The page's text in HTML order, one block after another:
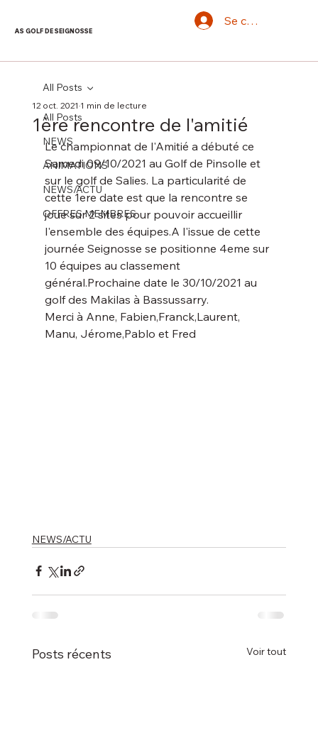
AS GOLF DE SEIGNOSSE
Se connecter
All Posts
NEWS
ANIMATIONS
NEWS/ACTU
OFFRES MEMBRES
All Posts
1ère rencontre de l'amitié
12 oct. 2021 1 min de lecture
Le championnat de l'Amitié a débuté ce
Samedi 09/10/2021 au Golf de Pinsolle et
sur le golf de Salies. La particularité de
cette 1ere date est que la rencontre se
joue sur 2 sites pour pouvoir accueillir
l'ensemble des équipes.A l'issue de cette
journée Seignosse se positionne 4eme sur
10 équipes au classement
général.Prochaine date le 30/10/2021 au
golf des Makilas à Bassussarry.
Merci à Anne, Fabien,Franck,Laurent,
Manu, Jérome,Pablo et Fred
NEWS/ACTU
Posts récents Voir tout